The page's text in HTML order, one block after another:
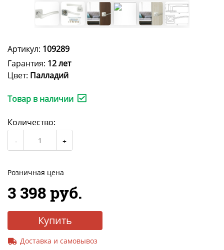
Артикул: 109289
Гарантия: 12 лет
Цвет: Палладий
Товар в наличии
Количество:
Розничная цена
3 398 руб.
Купить
Доставка и самовывоз